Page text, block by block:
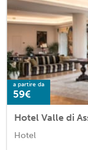
a partire da
59€
Hotel Valle di
Hotel